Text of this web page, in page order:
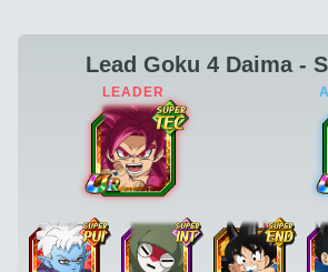
Lead Goku 4 Daima -